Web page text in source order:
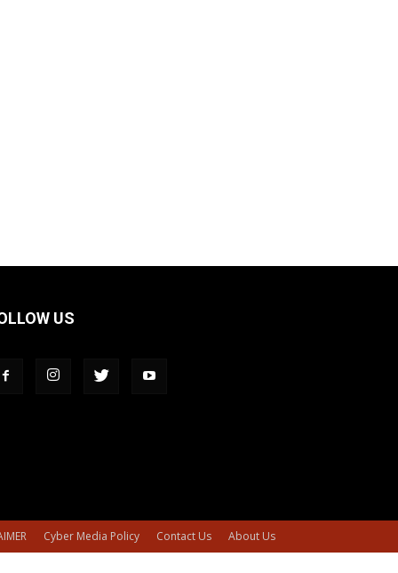
US
Cyber Media Policy Contact Us About Us